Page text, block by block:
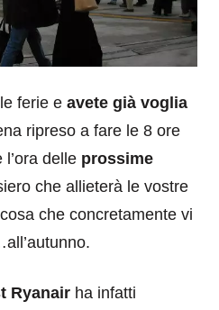
ferie e avete già voglia
ripreso a fare le 8 ore
delle prossime
che allieterà le vostre
che concretamente vi
Ryanair ha infatti